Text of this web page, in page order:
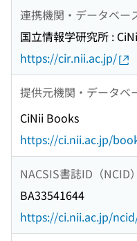
連携機関・データベー
国立情報学研究所 :
https://cir.nii.ac.jp/
提供元機関・データベ
CiNii Books
https://ci.nii.ac.jp/
NACSIS書誌ID（NCID）
BA33541644
https://ci.nii.ac.jp/